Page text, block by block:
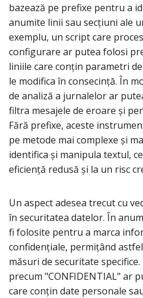
bazează pe prefixe pentru a
anumite linii sau secțiuni ale
exemplu, un script care
configurare ar putea folosi
liniile care conțin parametri
le modifica în consecință. În
de analiză a jurnalelor ar
filtra mesajele de eroare și
Fără prefixe, aceste
pe metode mai complexe și
identifica și manipula textul,
eficiență redusă și la un risc
Un aspect adesea trecut cu
în securitatea datelor. În
fi folosite pentru a marca
confidențiale, permițând
măsuri de securitate
precum "CONFIDENTIAL" ar
care conțin date personale